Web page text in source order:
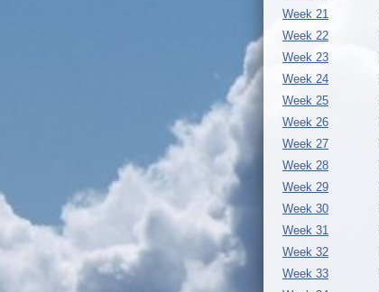
Week 21
Week 22
Week 23
Week 24
Week 25
Week 26
Week 27
Week 28
Week 29
Week 30
Week 31
Week 32
Week 33